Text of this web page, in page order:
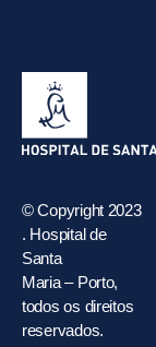
© Copyright 2023
. Hospital de
Santa
Maria – Porto,
todos os direitos
reservados.